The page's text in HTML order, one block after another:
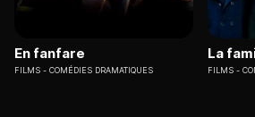
En fanfare
FILMS COMÉDIES DRAMATIQUES
La
FILMS